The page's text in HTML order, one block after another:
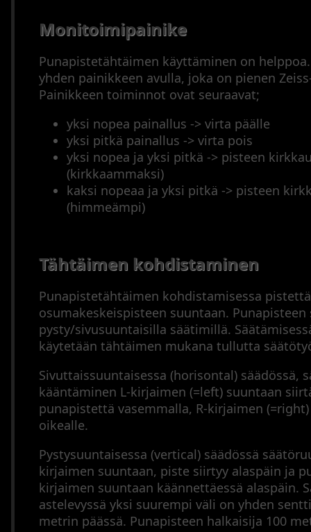
Monitoimipainike
Punapistetähtäimen käyttäminen on
yhden painikkeen avulla, joka on pienen
Painikkeen toiminnot ovat seuraavat;
yksi nopea painallus -> virta päälle
yksi pitkä painallus -> virta pois
yksi nopea ja yksi pitkä -> pisteen
(kirkkaammaksi)
kaksi nopeaa ja yksi pitkä -> pisteen
(himmeämpi)
Tähtäimen kohdistaminen
Punapistetähtäimen kohdistamisessa
osumakeskeispisteen suuntaan.
pysty/sivusuuntaisilla säätimillä.
käytetään tähtäimen mukana tullutta
Sivuttaissuuntaisessa (horisontal) säädössä,
kääntäminen L-kirjaimen (=left) suuntaan
punapistettä vasemmalla, R-kirjaimen
oikealle.
Pystysuuntaisessa (vertical) säädössä
kirjaimen suuntaan, piste siirtyy alaspäin ja
kirjaimen suuntaan käännettäessä alaspäin.
astelevyssä yksi suurempi väli on yhden
metrin päässä. Punapisteen halkaisija 100